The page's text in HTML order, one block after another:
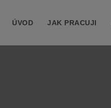
ÚVOD JAK PRACUJI